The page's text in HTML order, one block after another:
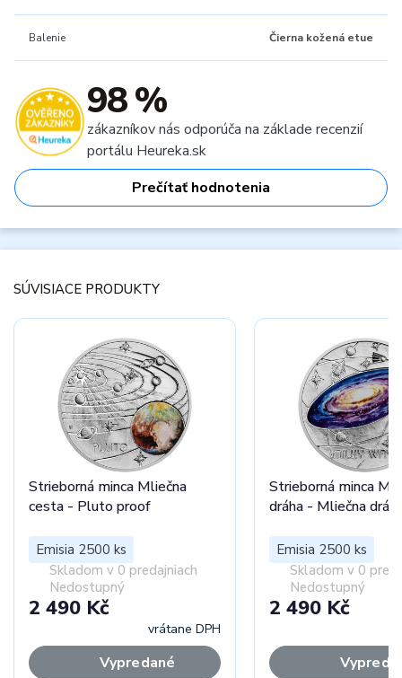
Balenie Čierna kožená etue
98 %
zákazníkov nás odporúča na základe recenzií
portálu Heureka.sk
Prečítať hodnotenia
SÚVISIACE PRODUKTY
Strieborná minca Mliečna
cesta - Pluto proof
Emisia 2500 ks
Skladom v 0 predajniach
Nedostupný
2 490 Kč
vrátane DPH
Vypredané
Strieborná minca
dráha - Mliečna
Emisia 2500 ks
Skladom v 0
Nedostupný
2 490 Kč